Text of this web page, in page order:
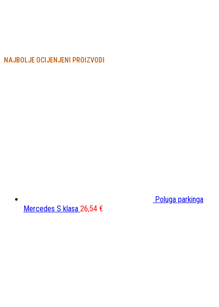
NAJBOLJE OCIJENJENI PROIZVODI
Poluga parkinga
Mercedes S klasa 26,54 €